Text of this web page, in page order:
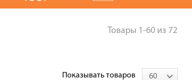
Товары 1-60из 72
Показывать товаров 60